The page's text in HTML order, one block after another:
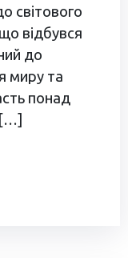
світового
відбувся
до
миру та
понад
[…]